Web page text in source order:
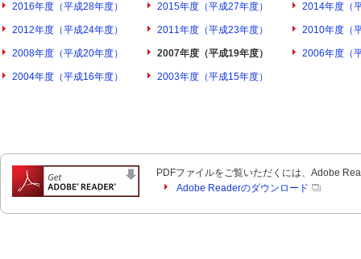
2016年度（平成28年度） 2015年度（平成27年度） 2014年度（
2012年度（平成24年度） 2011年度（平成23年度） 2010年度（
2008年度（平成20年度） 2007年度（平成19年度） 2006年度（
2004年度（平成16年度） 2003年度（平成15年度）
PDFファイルをご覧いただくには、Adobe
Adobe Readerのダウンロード